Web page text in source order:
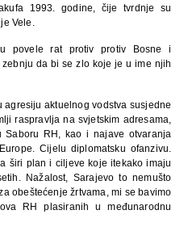
1993. godine, čije tvrdnje su
Vele.
povele rat protiv protiv Bosne i
da bi se zlo koje je u ime njih
agresiju aktuelnog vodstva susjedne
raspravlja na svjetskim adresama,
Saboru RH, kao i najave otvaranja
Cijelu diplomatsku ofanzivu.
širi plan i ciljeve koje itekako imaju
Nažalost, Sarajevo to nemušto
obeštećenje žrtvama, mi se bavimo
RH plasiranih u međunarodnu